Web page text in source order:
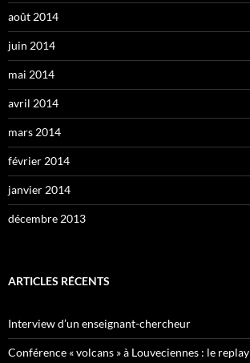
août 2014
juin 2014
mai 2014
avril 2014
mars 2014
février 2014
janvier 2014
décembre 2013
ARTICLES RÉCENTS
Interview d’un enseignant-chercheur
Conférence « volcans » à Louveciennes : le replay